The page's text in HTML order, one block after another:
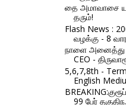
தை அமாவாசை
தரும்!
Flash News :
வழக்கு - 8
நாளை அனைத்து
CEO -
5,6,7,8th -
English
99 பேர்